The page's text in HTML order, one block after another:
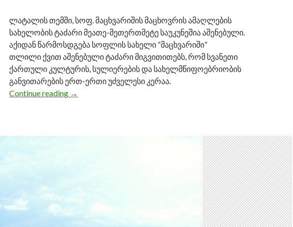
ლატალის თემში, სოფ. მაცხვარიშის მაცხოვრის ამაღლების
სახელობის ტაძარი მეათე-მეთერთმეტე საუკუნეშია აშენებული.
აქიდან წარმოსდგება სოფლის სახელი “მაცხვარიში”
თლილი ქვით აშენებული ტაძარი მიგვითითებს, რომ სვანეთი
ქართული კულტურის, სულიერების და სახელმწიფოებრიობის
განვითარების ერთ-ერთი უძველესი კერაა.
Continue reading მაცხვარიშის მაცხოვრის ამაღლების ტაძარი
→